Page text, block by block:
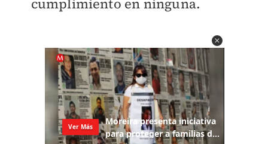
cumplimiento en ninguna.